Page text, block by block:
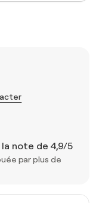
note de 4,9/5
par plus de